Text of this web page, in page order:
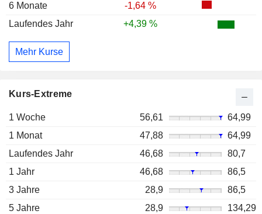
6 Monate
-1,64 %
Laufendes Jahr
+4,39 %
Mehr Kurse
Kurs-Extreme
1 Woche 56,61
64,99
1 Monat
47,88
64,99
Laufendes Jahr
46,68
80,7
1 Jahr
46,68
86,5
3 Jahre
28,9
86,5
5 Jahre
28,9
134,29